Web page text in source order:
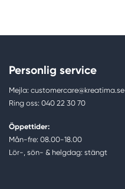
Personlig service
Mejla: customercare@kreatima.se
Ring oss: 040 22 30 70
Öppettider:
Mån-fre: 08.00-18.00
Lör-, sön- & helgdag: stängt